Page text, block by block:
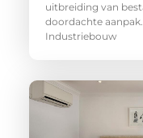
uitbreiding van
doordachte
Industriebouw